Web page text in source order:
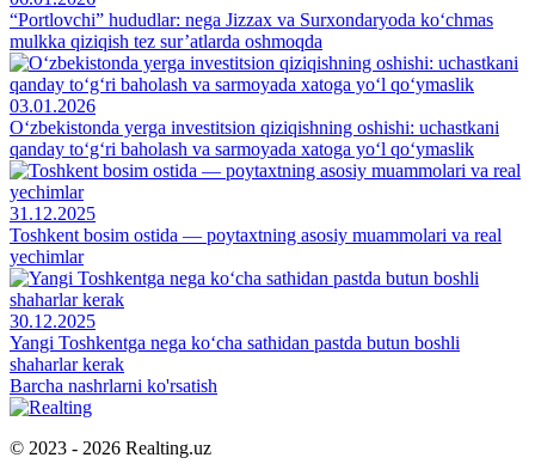
“Portlovchi” hududlar: nega Jizzax va Surxondaryoda ko‘chmas
mulkka qiziqish tez sur’atlarda oshmoqda
03.01.2026
O‘zbekistonda yerga investitsion qiziqishning oshishi: uchastkani
qanday to‘g‘ri baholash va sarmoyada xatoga yo‘l qo‘ymaslik
31.12.2025
Toshkent bosim ostida — poytaxtning asosiy muammolari va real
yechimlar
30.12.2025
Yangi Toshkentga nega ko‘cha sathidan pastda butun boshli
shaharlar kerak
Barcha nashrlarni ko'rsatish
© 2023 - 2026 Realting.uz